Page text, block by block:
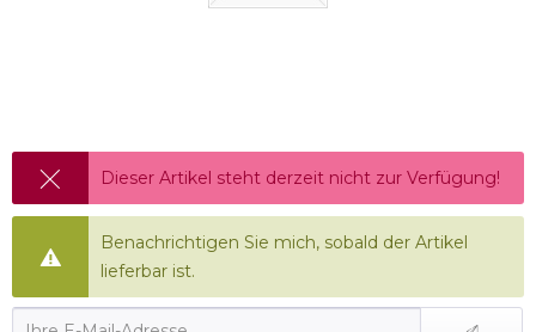
Dieser Artikel steht derzeit nicht zur Verfügung!
Benachrichtigen Sie mich, sobald der Artikel
lieferbar ist.